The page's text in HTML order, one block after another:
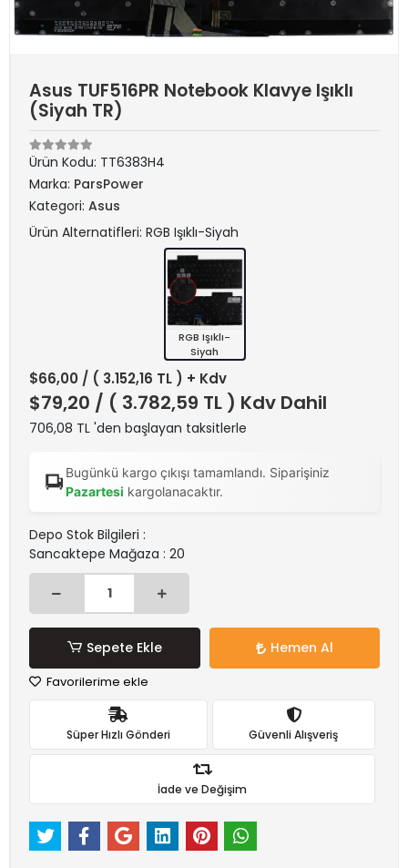
Asus TUF516PR Notebook Klavye Işıklı
(Siyah TR)
Ürün Kodu: TT6383H4
Marka: ParsPower
Kategori: Asus
Ürün Alternatifleri: RGB Işıklı-Siyah
RGB Işıklı-
Siyah
$66,00 / ( 3.152,16 TL ) + Kdv
$79,20 / ( 3.782,59 TL ) Kdv Dahil
706,08 TL 'den başlayan taksitlerle
Bugünkü kargo çıkışı tamamlandı. Siparişiniz
Pazartesi kargolanacaktır.
Depo Stok Bilgileri :
Sancaktepe Mağaza : 20
Sepete Ekle Hemen Al
Favorilerime ekle
Süper Hızlı Gönderi Güvenli Alışveriş
İade ve Değişim